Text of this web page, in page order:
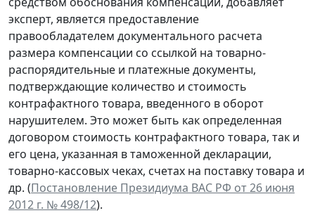
эксперт, является предоставление
правообладателем документального расчета
размера компенсации со ссылкой на товарно-
распорядительные и платежные документы,
подтверждающие количество и стоимость
контрафактного товара, введенного в оборот
нарушителем. Это может быть как определенная
договором стоимость контрафактного товара, так и
его цена, указанная в таможенной декларации,
товарно-кассовых чеках, счетах на поставку товара и
др. (Постановление Президиума ВАС РФ от 26 июня
2012 г. № 498/12).